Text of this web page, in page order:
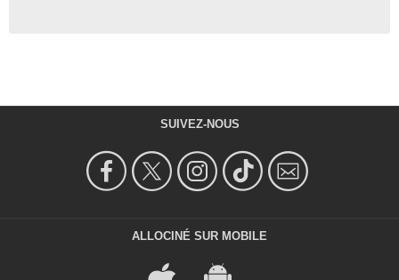
SUIVEZ-NOUS
ALLOCINÉ SUR MOBILE